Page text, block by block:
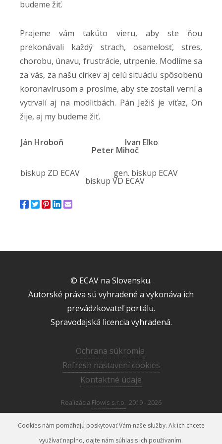
budeme žiť.
Prajeme vám takúto vieru, aby ste ňou
prekonávali každý strach, osamelosť, stres,
chorobu, únavu, frustrácie, utrpenie. Modlíme sa
za vás, za našu cirkev aj celú situáciu spôsobenú
koronavírusom a prosíme, aby ste zostali verní a
vytrvalí aj na modlitbách. Pán Ježiš je víťaz, On
žije, aj my budeme žiť.
Ján Hroboň Ivan Eľko
Peter Mihoč
biskup ZD ECAV gen. biskup ECAV
biskup VD ECAV
© ECAV na Slovensku.
Autorské práva sú vyhradené a vykonáva ich
prevádzkovateľ portálu.
Spravodajská licencia vyhradená.
Ochrana súkromia
Refresh nastavení cookies
Kontaktné údaje
Realizácia Flowis s.r.o. 2019 - 2026
Cookies nám pomáhajú poskytovať Vám naše služby. Ak ich chcete
využívať naplno, dajte nám súhlas s ich používaním.